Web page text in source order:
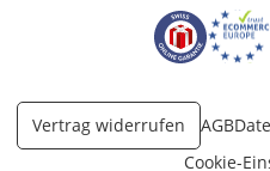
Öffnet in
Vertrag widerrufen AGB
Cookie-